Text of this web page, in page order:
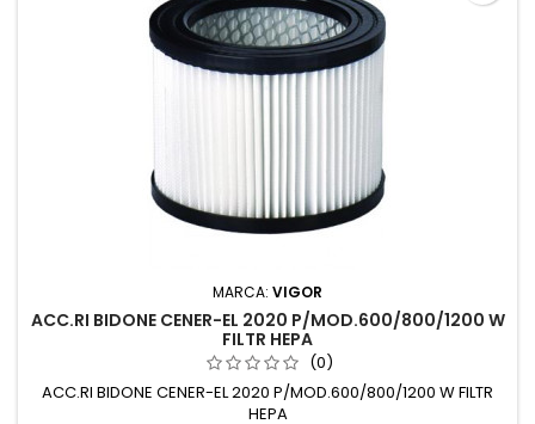
MARCA: VIGOR
ACC.RI BIDONE CENER-EL 2020 P/MOD.600/800/1200 W
FILTR HEPA
(0)
ACC.RI BIDONE CENER-EL 2020 P/MOD.600/800/1200 W FILTR
HEPA